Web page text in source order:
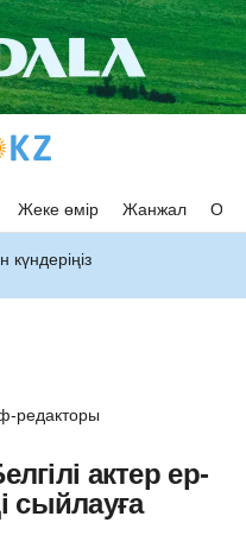
Жеке өмір Жанжал
күндеріңіз
редакторы
актер ер-
сыйлауға